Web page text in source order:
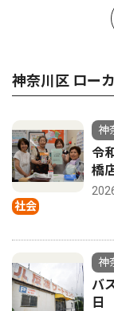
神奈川区 ロー
社会
神
令
橋
神
バ
日